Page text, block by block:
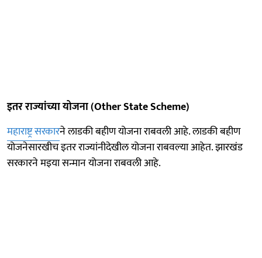
इतर राज्यांच्या योजना (Other State Scheme)
महाराष्ट्र सरकारने लाडकी बहीण योजना राबवली आहे. लाडकी बहीण
योजनेसारखीच इतर राज्यांनीदेखील योजना राबवल्या आहेत. झारखंड
सरकारने मइया सन्मान योजना राबवली आहे.